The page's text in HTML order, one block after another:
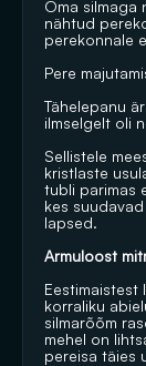
Oma silmaga
nähtud
perekonnale
Pere
Tähelepanu
ilmselgelt oli
Sellistele
kristlaste
tubli parimas
kes
lapsed.
Armuloost
korraliku
silmarõõm
mehel on
pereisa täies